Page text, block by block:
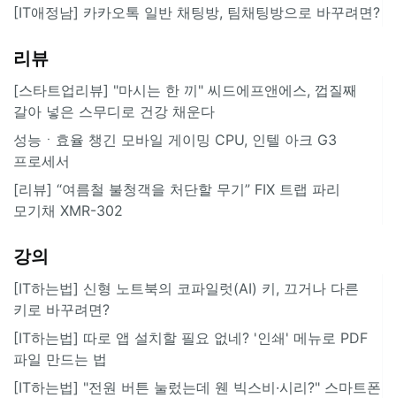
[IT애정남] 카카오톡 일반 채팅방, 팀채팅방으로 바꾸려면?
리뷰
[스타트업리뷰] "마시는 한 끼" 씨드에프앤에스, 껍질째
갈아 넣은 스무디로 건강 채운다
성능ㆍ효율 챙긴 모바일 게이밍 CPU, 인텔 아크 G3
프로세서
[리뷰] “여름철 불청객을 처단할 무기” FIX 트랩 파리
모기채 XMR-302
강의
[IT하는법] 신형 노트북의 코파일럿(AI) 키, 끄거나 다른
키로 바꾸려면?
[IT하는법] 따로 앱 설치할 필요 없네? '인쇄' 메뉴로 PDF
파일 만드는 법
[IT하는법] "전원 버튼 눌렀는데 웬 빅스비·시리?" 스마트폰